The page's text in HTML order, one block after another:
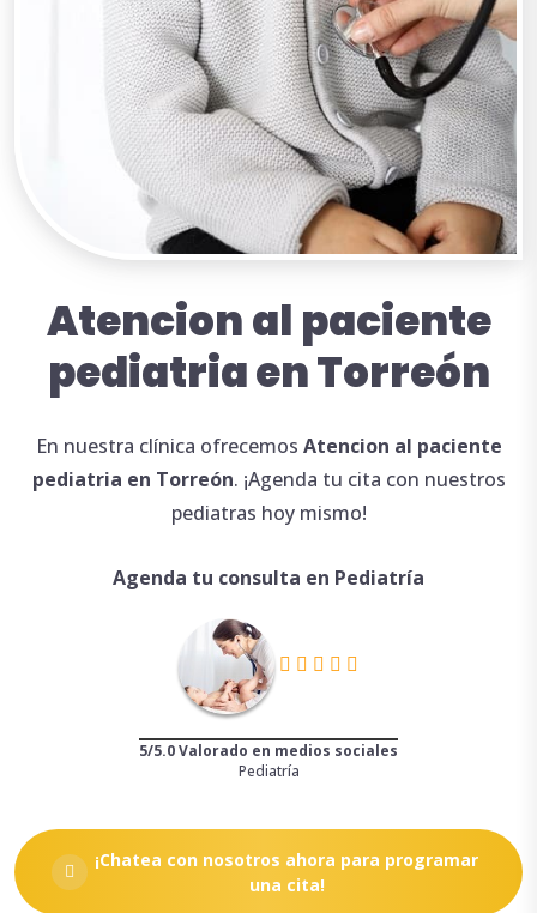
Atencional paciente
pediatria en Torreón
En nuestra clínica ofrecemos Atencion al paciente
pediatria en Torreón. ¡Agenda tu cita con nuestros
pediatras hoy mismo!
Agenda tu consulta en Pediatría
5/5.0 Valorado en medios sociales
Pediatría
¡Chatea con nosotros ahora para programar
una cita!